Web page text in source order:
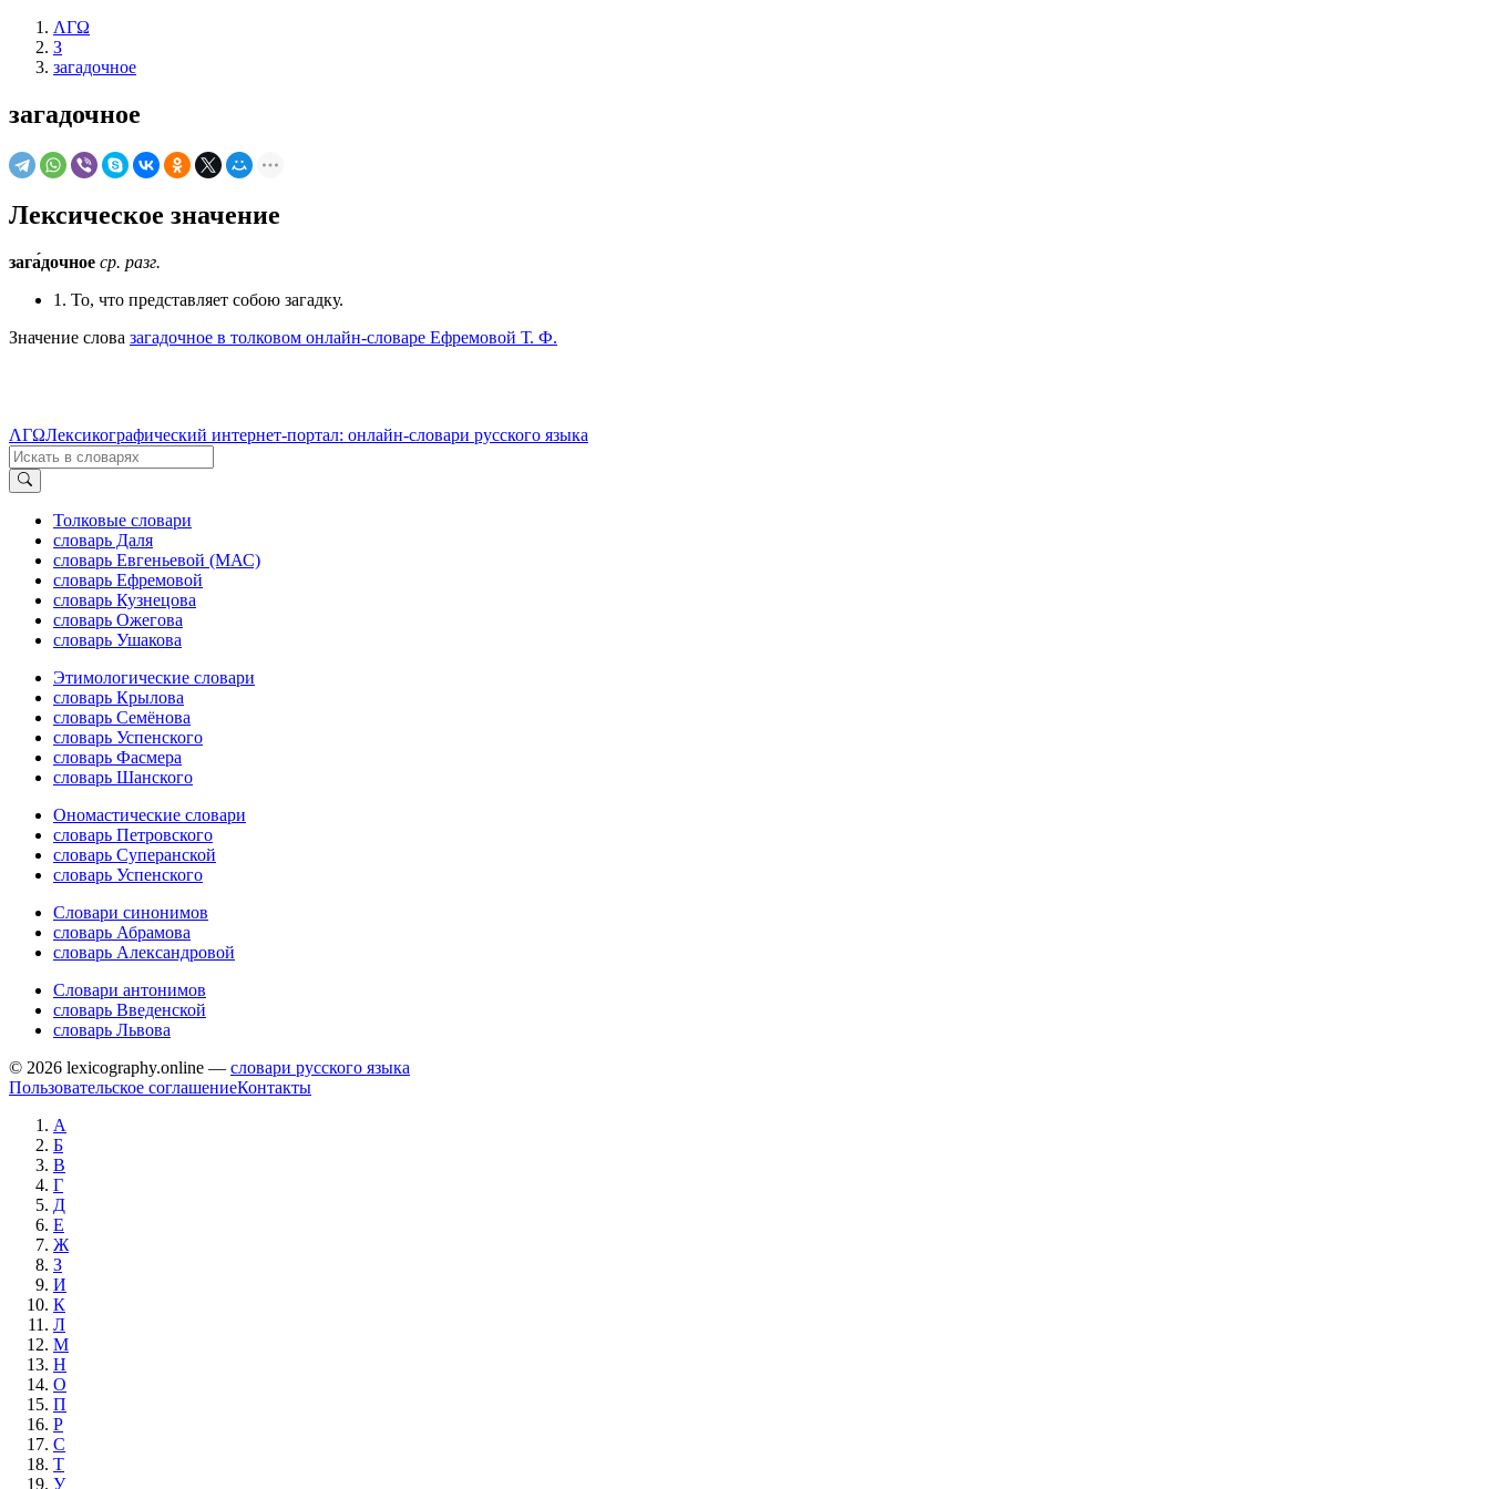
ΛΓΩ
З
загадочное
загадочное
Лексическое значение
зага́дочное ср. разг.
1. То, что представляет собою загадку.
Значение слова загадочное в толковом онлайн-словаре Ефремовой Т. Ф.
ΛΓΩЛексикографический интернет-портал: онлайн-словари русского языка
Толковые словари
словарь Даля
словарь Евгеньевой (МАС)
словарь Ефремовой
словарь Кузнецова
словарь Ожегова
словарь Ушакова
Этимологические словари
словарь Крылова
словарь Семёнова
словарь Успенского
словарь Фасмера
словарь Шанского
Ономастические словари
словарь Петровского
словарь Суперанской
словарь Успенского
Словари синонимов
словарь Абрамова
словарь Александровой
Словари антонимов
словарь Введенской
словарь Львова
© 2026 lexicography.online — словари русского языка
Пользовательское соглашениеКонтакты
А
Б
В
Г
Д
Е
Ж
З
И
К
Л
М
Н
О
П
Р
С
Т
У